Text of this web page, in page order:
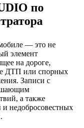
по
— это не
элемент
на дороге,
ДТП или спорных
Записи с
а также
недобросовестных